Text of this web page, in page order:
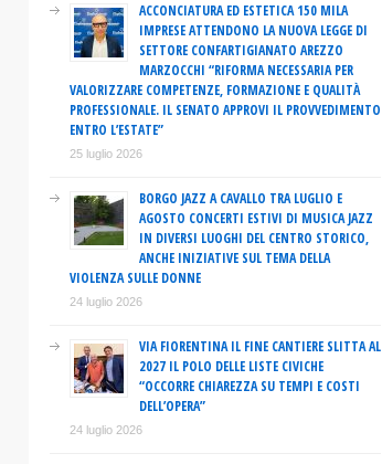
ACCONCIATURA ED ESTETICA 150 MILA
IMPRESE ATTENDONO LA NUOVA LEGGE DI
SETTORE CONFARTIGIANATO AREZZO
MARZOCCHI “RIFORMA NECESSARIA PER
VALORIZZARE COMPETENZE, FORMAZIONE E QUALITÀ
PROFESSIONALE. IL SENATO APPROVI IL PROVVEDIMENTO
ENTRO L’ESTATE”
25 luglio 2026
BORGO JAZZ A CAVALLO TRA LUGLIO E
AGOSTO CONCERTI ESTIVI DI MUSICA JAZZ
IN DIVERSI LUOGHI DEL CENTRO STORICO,
ANCHE INIZIATIVE SUL TEMA DELLA
VIOLENZA SULLE DONNE
24 luglio 2026
VIA FIORENTINA IL FINE CANTIERE SLITTA AL
2027 IL POLO DELLE LISTE CIVICHE
“OCCORRE CHIAREZZA SU TEMPI E COSTI
DELL’OPERA”
24 luglio 2026